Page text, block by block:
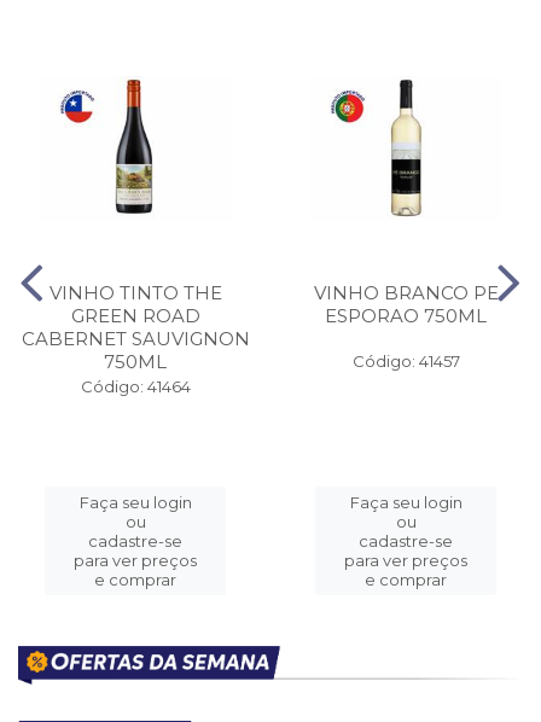
VINHO TINTO THE
GREEN ROAD
CABERNET SAUVIGNON
750ML
Código: 41464
Faça seu login
ou
cadastre-se
para ver preços
e comprar
VINHO BRANCO PE
ESPORAO 750ML
Código: 41457
Faça seu login
ou
cadastre-se
para ver preços
e comprar